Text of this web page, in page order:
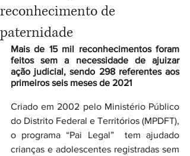
reconhecimento de
paternidade
Mais de 15 mil reconhecimentos foram
feitos sem a necessidade de ajuizar
ação judicial, sendo 298 referentes aos
primeiros seis meses de 2021
Criado em 2002 pelo Ministério Público
do Distrito Federal e Territórios (MPDFT),
o programa “Pai Legal”  tem ajudado
crianças e adolescentes registradas sem